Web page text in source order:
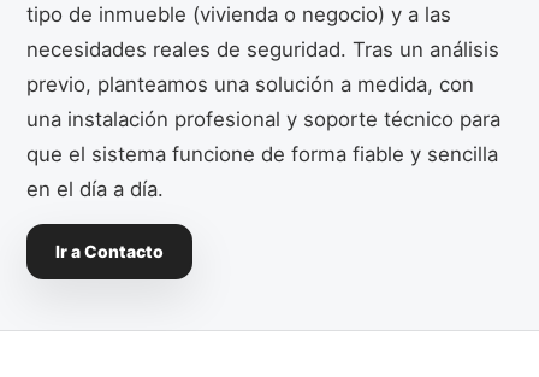
tipo de inmueble (vivienda o negocio) y a las
necesidades reales de seguridad. Tras un análisis
previo, planteamos una solución a medida, con
una instalación profesional y soporte técnico para
que el sistema funcione de forma fiable y sencilla
en el día a día.
Ir a Contacto